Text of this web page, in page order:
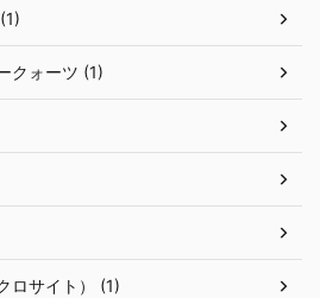
クォーツ (1)
ロサイト） (1)